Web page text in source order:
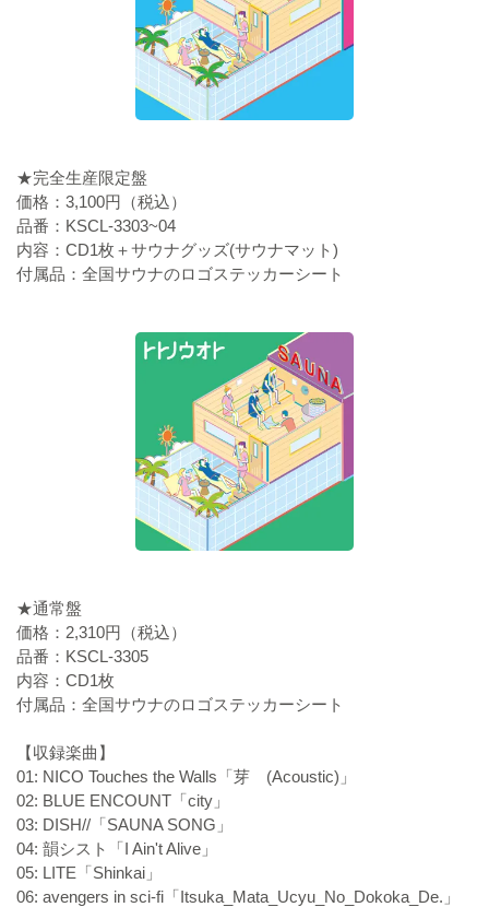
★完全生産限定盤
価格：3,100円（税込）
品番：KSCL-3303~04
内容：CD1枚＋サウナグッズ(サウナマット)
付属品：全国サウナのロゴステッカーシート
★通常盤
価格：2,310円（税込）
品番：KSCL-3305
内容：CD1枚
付属品：全国サウナのロゴステッカーシート
【収録楽曲】
01: NICO Touches the Walls「芽 (Acoustic)」
02: BLUE ENCOUNT「city」
03: DISH//「SAUNA SONG」
04: 韻シスト「I Ain't Alive」
05: LITE「Shinkai」
06: avengers in sci-fi「Itsuka_Mata_Ucyu_No_Dokoka_De.」